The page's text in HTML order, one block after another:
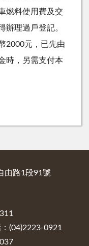
燃料使用費及交
辦理過戶登記。
2000元，已先由
時，另需支付本
由路1段91號
(04)2223-0921